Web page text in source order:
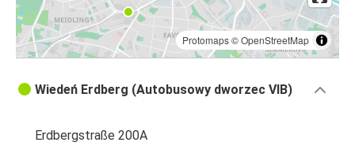
Protomaps©OpenStreetMap
Wiedeń Erdberg (Autobusowy dworzec VIB)
Erdbergstraße 200A